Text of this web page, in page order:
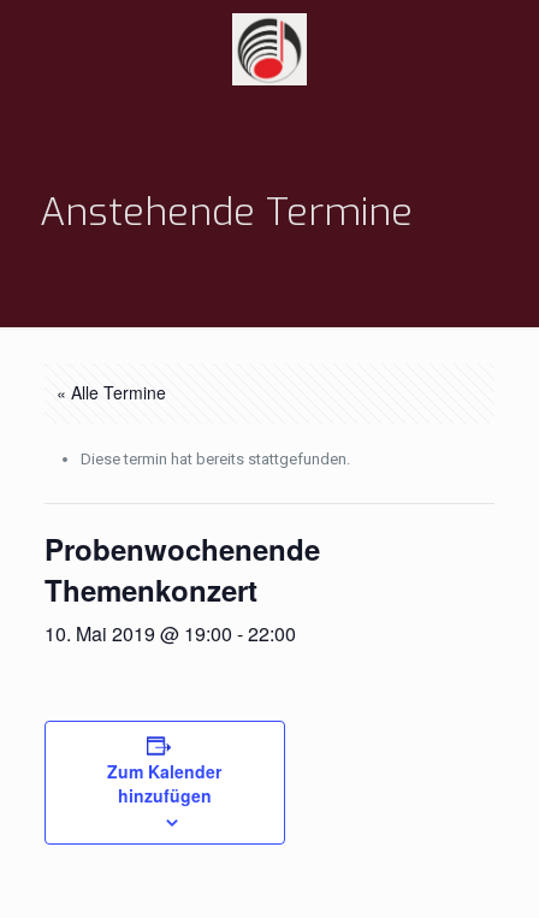
Anstehende Termine
« Alle Termine
Diese termin hat bereits stattgefunden.
Probenwochenende
Themenkonzert
10. Mai 2019 @ 19:00 -22:00
Zum Kalender
hinzufügen